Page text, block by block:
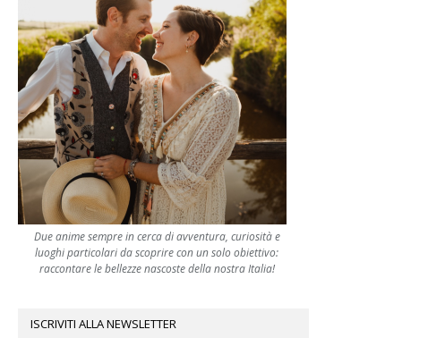
Due anime sempre in cerca di avventura, curiosità e
luoghi particolari da scoprire con un solo obiettivo:
raccontare le bellezze nascoste della nostra Italia!
ISCRIVITI ALLA NEWSLETTER